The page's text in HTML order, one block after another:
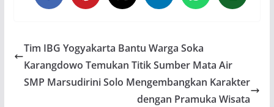
Tim IBG Yogyakarta Bantu Warga Soka
Karangdowo Temukan Titik Sumber Mata Air
SMP Marsudirini Solo Mengembangkan Karakter
dengan Pramuka Wisata